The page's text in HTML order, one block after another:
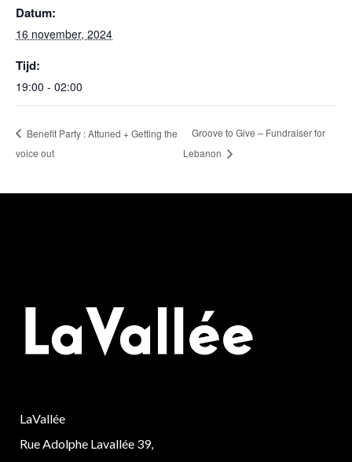
Datum:
16 november, 2024
Tijd:
19:00 - 02:00
Benefit Party : Attuned + Getting the
voice out
Groove to Give – Fundraiser for
Lebanon
LaVallée
Rue Adolphe Lavallée 39,